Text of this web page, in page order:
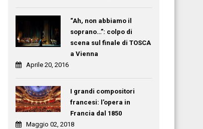
“Ah, non abbiamo il
soprano…”: colpo di
scena sul finale di TOSCA
a Vienna
Aprile 20, 2016
I grandi compositori
francesi: l’opera in
Francia dal 1850
Maggio 02, 2018